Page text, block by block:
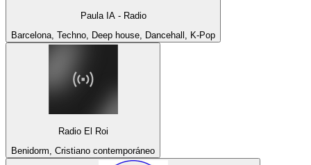
Paula IA - Radio
Barcelona, Techno, Deep house, Dancehall, K-Pop
Radio El Roi
Benidorm, Cristiano contemporáneo